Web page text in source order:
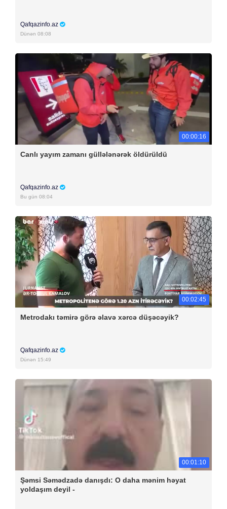
Qafqazinfo.az
Dünən 08:08
00:00:16
Canlı yayım zamanı güllələnərək öldürüldü
Qafqazinfo.az
Bu gün 08:04
00:02:45
Metrodakı təmirə görə əlavə xərcə düşəcəyik?
Qafqazinfo.az
Dünən 15:49
00:01:10
Şəmsi Səmədzadə danışdı: O daha mənim həyat
yoldaşım deyil -